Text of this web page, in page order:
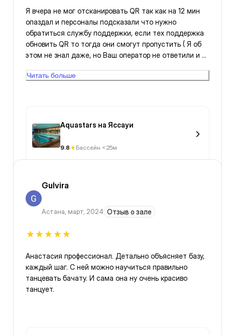
Я вчера не мог отсканировать QR так как на 12 мин
опаздал и персоналы подсказали что нужно
обратиться службу поддержки, если тех поддержка
обновить QR то тогда они смогут пропустить ( Я об
этом не знал даже, но Ваш оператор не ответили и Я
приятно встретили все персоналы улыбается даже
Читать больше
Aquastars на Яссауи
9.8 Бассейн <25м
Gulvira
Астана, март, 2024 Отзыв о зале
Анастасия профессионал. Детально объясняет базу,
каждый шаг. С ней можно научиться правильно
танцевать бачату. И сама она ну очень красиво
танцует.